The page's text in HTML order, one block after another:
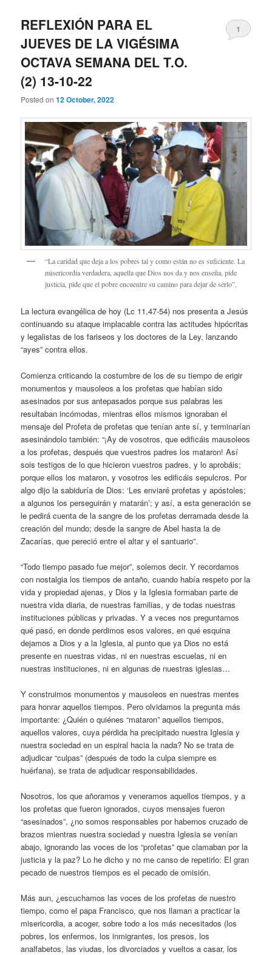
REFLEXIÓN PARA EL
JUEVES DE LA VIGÉSIMA
OCTAVA SEMANA DEL T.O.
(2) 13-10-22
Posted on12 October, 2022
1
“La caridad que deja a los pobres tal y como están no es suficiente. La
misericordia verdadera, aquella que Dios nos da y nos enseña, pide
justicia, pide que el pobre encuentre su camino para dejar de serlo”.
La lectura evangélica de hoy (Lc 11,47-54) nos presenta a Jesús
continuando su ataque implacable contra las actitudes hipócritas
y legalistas de los fariseos y los doctores de la Ley, lanzando
“ayes” contra ellos.
Comienza criticando la costumbre de los de su tiempo de erigir
monumentos y mausoleos a los profetas que habían sido
asesinados por sus antepasados porque sus palabras les
resultaban incómodas, mientras ellos mismos ignoraban el
mensaje del Profeta de profetas que tenían ante sí, y terminarían
asesinándolo también: “¡Ay de vosotros, que edificáis mausoleos
a los profetas, después que vuestros padres los mataron! Así
sois testigos de lo que hicieron vuestros padres, y lo aprobáis;
porque ellos los mataron, y vosotros les edificáis sepulcros. Por
algo dijo la sabiduría de Dios: ‘Les enviaré profetas y apóstoles;
a algunos los perseguirán y matarán’; y así, a esta generación se
le pedirá cuenta de la sangre de los profetas derramada desde la
creación del mundo; desde la sangre de Abel hasta la de
Zacarías, que pereció entre el altar y el santuario”.
“Todo tiempo pasado fue mejor”, solemos decir. Y recordamos
con nostalgia los tiempos de antaño, cuando había respeto por la
vida y propiedad ajenas, y Dios y la Iglesia formaban parte de
nuestra vida diaria, de nuestras familias, y de todas nuestras
instituciones públicas y privadas. Y a veces nos preguntamos
qué pasó, en donde perdimos esos valores, en qué esquina
dejamos a Dios y a la Iglesia, al punto que ya Dios no está
presente en nuestras vidas, ni en nuestras escuelas, ni en
nuestras instituciones, ni en algunas de nuestras iglesias…
Y construimos monumentos y mausoleos en nuestras mentes
para honrar aquellos tiempos. Pero olvidamos la pregunta más
importante: ¿Quién o quiénes “mataron” aquellos tiempos,
aquellos valores, cuya pérdida ha precipitado nuestra Iglesia y
nuestra sociedad en un espiral hacia la nada? No se trata de
adjudicar “culpas” (después de todo la culpa siempre es
huérfana), se trata de adjudicar responsabilidades.
Nosotros, los que añoramos y veneramos aquellos tiempos, y a
los profetas que fueron ignorados, cuyos mensajes fueron
“asesinados”, ¿no somos responsables por habernos cruzado de
brazos mientras nuestra sociedad y nuestra Iglesia se venían
abajo, ignorando las voces de los “profetas” que clamaban por la
justicia y la paz? Lo he dicho y no me canso de repetirlo: El gran
pecado de nuestros tiempos es el pecado de omisión.
Más aun, ¿escuchamos las voces de los profetas de nuestro
tiempo, como el papa Francisco, que nos llaman a practicar la
misericordia, a acoger, sobre todo a los más necesitados (los
pobres, los enfermos, los inmigrantes, los presos, los
analfabetos, las viudas, los divorciados y vueltos a casar, los